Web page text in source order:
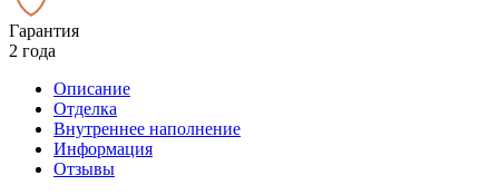
Гарантия
2 года
Описание
Отделка
Внутреннее наполнение
Информация
Отзывы